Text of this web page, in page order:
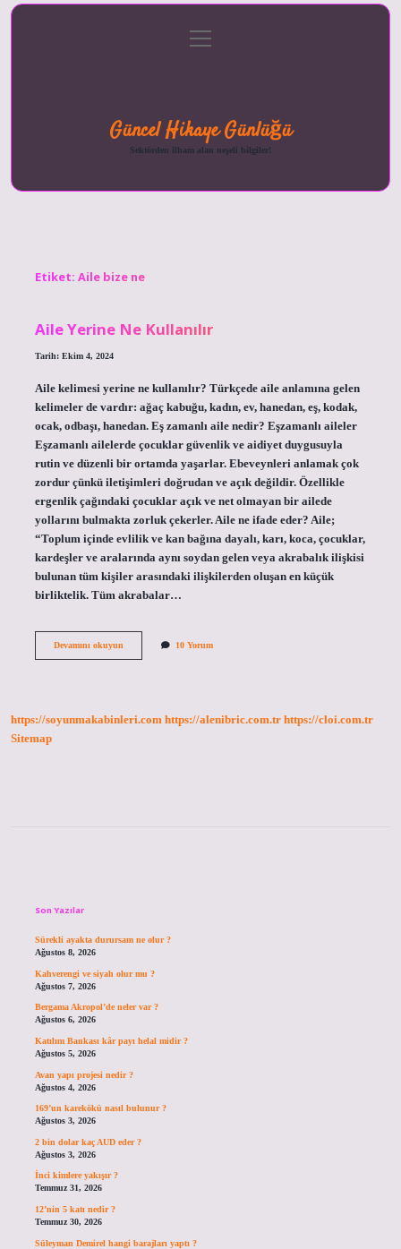
menüyü
aç
Güncel Hikaye Günlüğü
Sektörden ilham alan neşeli bilgiler!
Etiket: Aile bize ne
Aile Yerine Ne Kullanılır
Tarih: Ekim 4, 2024
Aile kelimesi yerine ne kullanılır? Türkçede aile anlamına gelen
kelimeler de vardır: ağaç kabuğu, kadın, ev, hanedan, eş, kodak,
ocak, odbaşı, hanedan. Eş zamanlı aile nedir? Eşzamanlı aileler
Eşzamanlı ailelerde çocuklar güvenlik ve aidiyet duygusuyla
rutin ve düzenli bir ortamda yaşarlar. Ebeveynleri anlamak çok
zordur çünkü iletişimleri doğrudan ve açık değildir. Özellikle
ergenlik çağındaki çocuklar açık ve net olmayan bir ailede
yollarını bulmakta zorluk çekerler. Aile ne ifade eder? Aile;
“Toplum içinde evlilik ve kan bağına dayalı, karı, koca, çocuklar,
kardeşler ve aralarında aynı soydan gelen veya akrabalık ilişkisi
bulunan tüm kişiler arasındaki ilişkilerden oluşan en küçük
birliktelik. Tüm akrabalar…
Devamını okuyunAile
10 Yorum
https://soyunmakabinleri.com https://alenibric.com.tr https://cloi.com.tr
Sitemap
Son Yazılar
Sürekli ayakta durursam ne olur ?
Ağustos 8, 2026
Kahverengi ve siyah olur mu ?
Ağustos 7, 2026
Bergama Akropol’de neler var ?
Ağustos 6, 2026
Katılım Bankası kâr payı helal midir ?
Ağustos 5, 2026
Avan yapı projesi nedir ?
Ağustos 4, 2026
169’un karekökü nasıl bulunur ?
Ağustos 3, 2026
2 bin dolar kaç AUD eder ?
Ağustos 3, 2026
İnci kimlere yakışır ?
Temmuz 31, 2026
12’nin 5 katı nedir ?
Temmuz 30, 2026
Süleyman Demirel hangi barajları yaptı ?